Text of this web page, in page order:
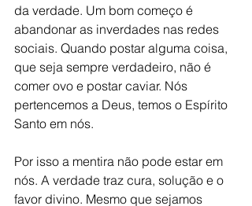
da verdade. Um bom começo é
abandonar as inverdades nas redes
sociais. Quando postar alguma coisa,
que seja sempre verdadeiro, não é
comer ovo e postar caviar. Nós
pertencemos a Deus, temos o Espírito
Santo em nós.
Por isso a mentira não pode estar em
nós. A verdade traz cura, solução e o
favor divino. Mesmo que sejamos